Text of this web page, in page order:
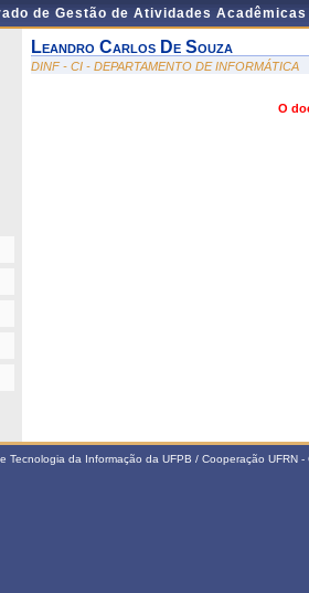
de Gestão de Atividades Acadêmicas
Leandro Carlos De Souza
DINF - CI - DEPARTAMENTO DE INFORMÁTICA
O
Tecnologia da Informação da UFPB / Cooperação